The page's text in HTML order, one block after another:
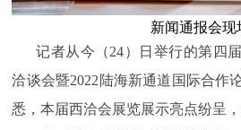
新闻通报会现
记者从今（24）日举行的第四
洽谈会暨2022陆海新通道国际合作
悉，本届西洽会展览展示亮点纷呈